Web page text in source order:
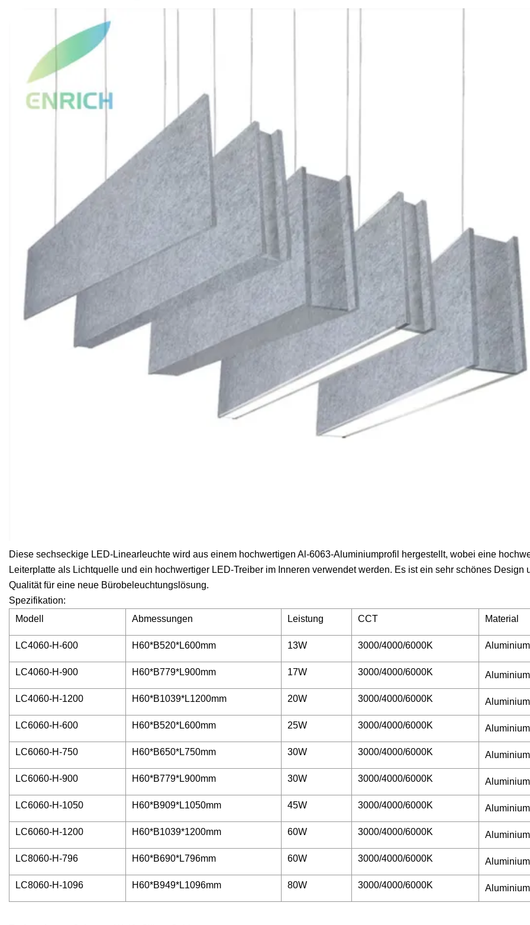
Diese sechseckige LED-Linearleuchte wird aus einem hochwertigen Al-6063-Aluminiumprofil hergestellt, wobei eine
Leiterplatte als Lichtquelle und ein hochwertiger LED-Treiber im Inneren verwendet werden. Es ist ein sehr schönes Design
Qualität für eine neue Bürobeleuchtungslösung.
Spezifikation:
Modell
Abmessungen Leistung CCT Material
LC4060-H-600 H60*B520*L600mm 13W 3000/4000/6000K
LC4060-H-900 H60*B779*L900mm 17W 3000/4000/6000K
LC4060-H-1200 H60*B1039*L1200mm 20W 3000/4000/6000K
LC6060-H-600 H60*B520*L600mm 25W 3000/4000/6000K
LC6060-H-750 H60*B650*L750mm 30W 3000/4000/6000K
LC6060-H-900 H60*B779*L900mm 30W 3000/4000/6000K
LC6060-H-1050 H60*B909*L1050mm 45W 3000/4000/6000K
LC6060-H-1200 H60*B1039*1200mm 60W 3000/4000/6000K
LC8060-H-796 H60*B690*L796mm 60W 3000/4000/6000K
LC8060-H-1096 H60*B949*L1096mm 80W 3000/4000/6000K